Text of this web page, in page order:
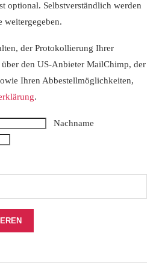
optional. Selbstverständlich werden
weitergegeben.
der Protokollierung Ihrer
den US-Anbieter MailChimp, der
Ihren Abbestellmöglichkeiten,
.
Nachname